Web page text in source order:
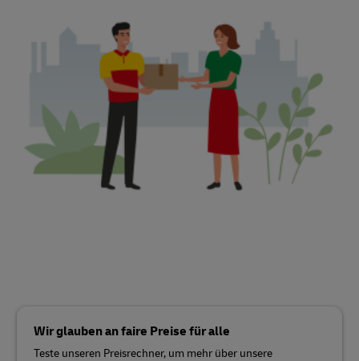
Wir glauben an faire Preise für alle
Teste unseren Preisrechner, um mehr über unsere